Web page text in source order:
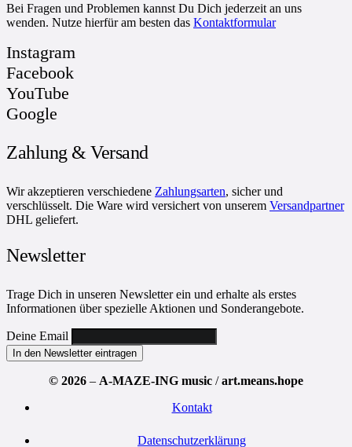
Bei Fragen und Problemen kannst Du Dich jederzeit an uns
wenden. Nutze hierfür am besten das Kontaktformular
Instagram
Facebook
YouTube
Google
Zahlung & Versand
Wir akzeptieren verschiedene Zahlungsarten, sicher und
verschlüsselt. Die Ware wird versichert von unserem Versandpartner
DHL geliefert.
Newsletter
Trage Dich in unseren Newsletter ein und erhalte als erstes
Informationen über spezielle Aktionen und Sonderangebote.
Deine Email
© 2026 – A-MAZE-ING music /art.means.hope
Kontakt
Datenschutzerklärung